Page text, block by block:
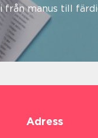
Boktryckeri från manus till
Adress